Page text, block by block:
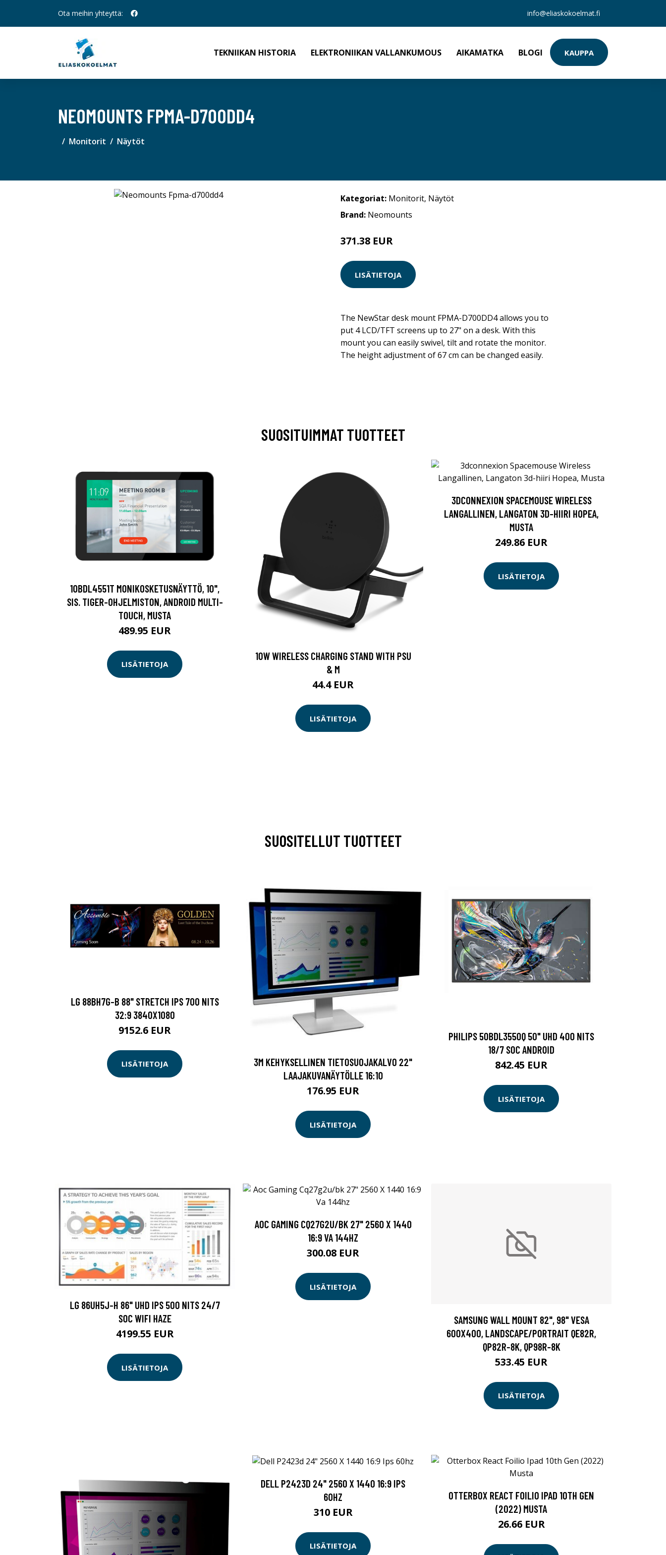
Ota meihin yhteyttä: info@eliaskokoelmat.fi
TEKNIIKAN HISTORIA ELEKTRONIIKAN VALLANKUMOUS AIKAMATKA BLOGI KAUPPA
NEOMOUNTS FPMA-D700DD4
Monitorit Näytöt
Kategoriat: Monitorit, Näytöt
Brand: Neomounts
371.38 EUR
LISÄTIETOJA
The NewStar desk mount FPMA-D700DD4 allows you to
put 4 LCD/TFT screens up to 27" on a desk. With this
mount you can easily swivel, tilt and rotate the monitor.
The height adjustment of 67 cm can be changed easily.
SUOSITUIMMAT TUOTTEET
10BDL4551T MONIKOSKETUSNÄYTTÖ, 10",
SIS. TIGER-OHJELMISTON, ANDROID MULTI-
TOUCH, MUSTA
489.95 EUR
LISÄTIETOJA
10W WIRELESS CHARGING STAND WITH PSU
& M
44.4 EUR
LISÄTIETOJA
3DCONNEXION SPACEMOUSE WIRELESS
LANGALLINEN, LANGATON 3D-HIIRI HOPEA,
MUSTA
249.86 EUR
LISÄTIETOJA
SUOSITELLUT TUOTTEET
LG 88BH7G-B 88" STRETCH IPS 700 NITS
32:9 3840X1080
9152.6 EUR
LISÄTIETOJA
3M KEHYKSELLINEN TIETOSUOJAKALVO 22"
LAAJAKUVANÄYTÖLLE 16:10
176.95 EUR
LISÄTIETOJA
PHILIPS 50BDL3550Q 50" UHD 400 NITS
18/7 SOC ANDROID
842.45 EUR
LISÄTIETOJA
LG 86UH5J-H 86" UHD IPS 500 NITS 24/7
SOC WIFI HAZE
4199.55 EUR
LISÄTIETOJA
AOC GAMING CQ27G2U/BK 27" 2560 X 1440
16:9 VA 144HZ
300.08 EUR
LISÄTIETOJA
SAMSUNG WALL MOUNT 82", 98" VESA
600X400, LANDSCAPE/PORTRAIT QE82R,
QP82R-8K, QP98R-8K
533.45 EUR
LISÄTIETOJA
DELL P2423D 24" 2560 X 1440 16:9 IPS
60HZ
310 EUR
LISÄTIETOJA
OTTERBOX REACT FOILIO IPAD 10TH GEN
(2022) MUSTA
26.66 EUR